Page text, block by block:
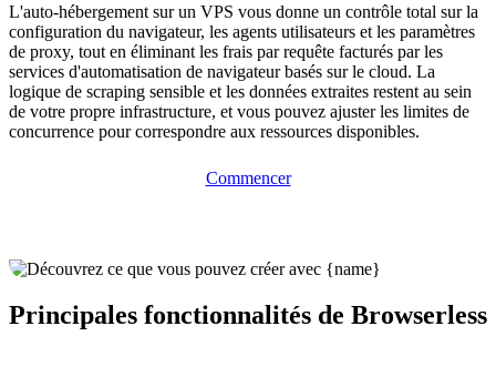
L'auto-hébergement sur un VPS vous donne un contrôle total sur la
configuration du navigateur, les agents utilisateurs et les paramètres
de proxy, tout en éliminant les frais par requête facturés par les
services d'automatisation de navigateur basés sur le cloud. La
logique de scraping sensible et les données extraites restent au sein
de votre propre infrastructure, et vous pouvez ajuster les limites de
concurrence pour correspondre aux ressources disponibles.
Commencer
Principales fonctionnalités de Browserless